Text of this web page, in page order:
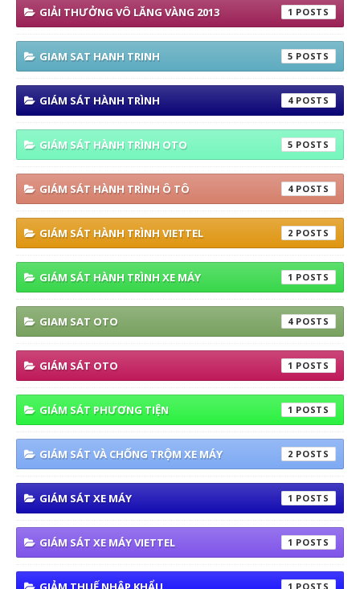
GIẢI THƯỞNG VÔ LĂNG VÀNG 2013 1
GIAM SAT HANH TRINH 5
GIÁM SÁT HÀNH TRÌNH 4
GIÁM SÁT HÀNH TRÌNH OTO 5
GIÁM SÁT HÀNH TRÌNH Ô TÔ 4
GIÁM SÁT HÀNH TRÌNH VIETTEL 2
GIÁM SÁT HÀNH TRÌNH XE MÁY 1
GIAM SAT OTO 4
GIÁM SÁT OTO 1
GIÁM SÁT PHƯƠNG TIỆN 1
GIÁM SÁT VÀ CHỐNG TRỘM XE MÁY 2
GIÁM SÁT XE MÁY 1
GIÁM SÁT XE MÁY VIETTEL 1
1